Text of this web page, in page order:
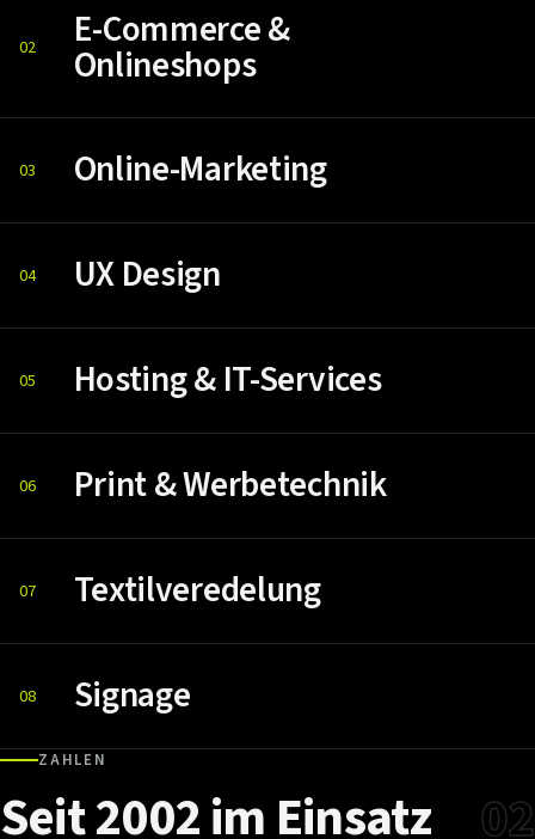
02 E-Commerce &
Onlineshops
03 Online-Marketing
04 UX Design
05 Hosting & IT-Services
06 Print & Werbetechnik
07 Textilveredelung
08 Signage
ZAHLEN
Seit2002im Einsatz 02